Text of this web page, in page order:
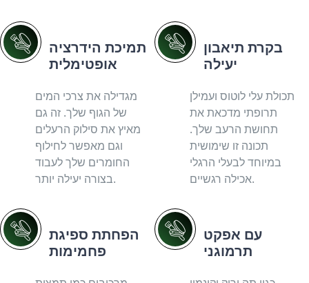
תמיכת הידרציה
אופטימלית
מגדילה את צרכי המים
של הגוף שלך. זה גם
מאיץ את סילוק הרעלים
וגם מאפשר לחילוף
החומרים שלך לעבוד
בצורה יעילה יותר.
בקרת תיאבון
יעילה
תכולת עלי לוטוס ועמילן
תרופתי מדכאת את
תחושת הרעב שלך.
תכונה זו שימושית
במיוחד לבעלי הרגלי
אכילה רגשיים.
הפחתת ספיגת
פחמימות
עם אפקט
תרמוגני